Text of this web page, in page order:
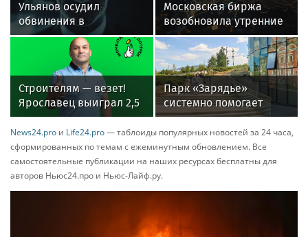
Ульянов осудил
обвинения в
причастности России к
пожарам во Франции
Московская биржа
возобновила утренние
сессии 27 января 2025
года
Строителям — везет!
Ярославец выиграл 2,5
млн рублей в лотерею
от «Столото» и
переехал к морю
Парк «Зарядье»
системно помогает
ветеранам СВО и их
семьям
News24.pro и Life24.pro— таблоиды популярных новостей за 24 часа,
сформированных по темам с ежеминутным обновлением. Все
самостоятельные публикации на наших ресурсах бесплатны для
авторов Ньюс24.про и Ньюс-Лайф.ру.